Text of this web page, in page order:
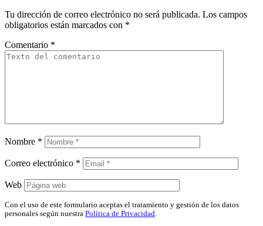
Tu dirección de correo electrónico no será publicada. Los campos
obligatorios están marcados con *
Comentario *
Nombre *
Correo electrónico *
Web
Con el uso de este formulario aceptas el tratamiento y gestión de los datos
personales según nuestra Política de Privacidad.